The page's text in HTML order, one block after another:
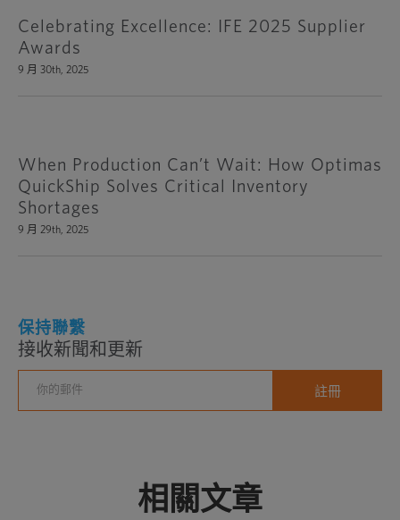
Celebrating Excellence: IFE 2025 Supplier
Awards
9 月 30th, 2025
When Production Can’t Wait: How Optimas
QuickShip Solves Critical Inventory
Shortages
9 月 29th, 2025
保持聯繫
接收新聞和更新
相關文章